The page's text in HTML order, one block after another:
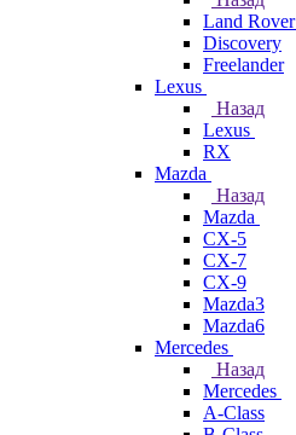
Land Rover
Discovery
Freelander
Lexus
Назад
Lexus
RX
Mazda
Назад
Mazda
CX-5
CX-7
CX-9
Mazda3
Mazda6
Mercedes
Назад
Mercedes
A-Class